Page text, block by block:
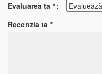
Evaluarea ta *
Recenzia ta *